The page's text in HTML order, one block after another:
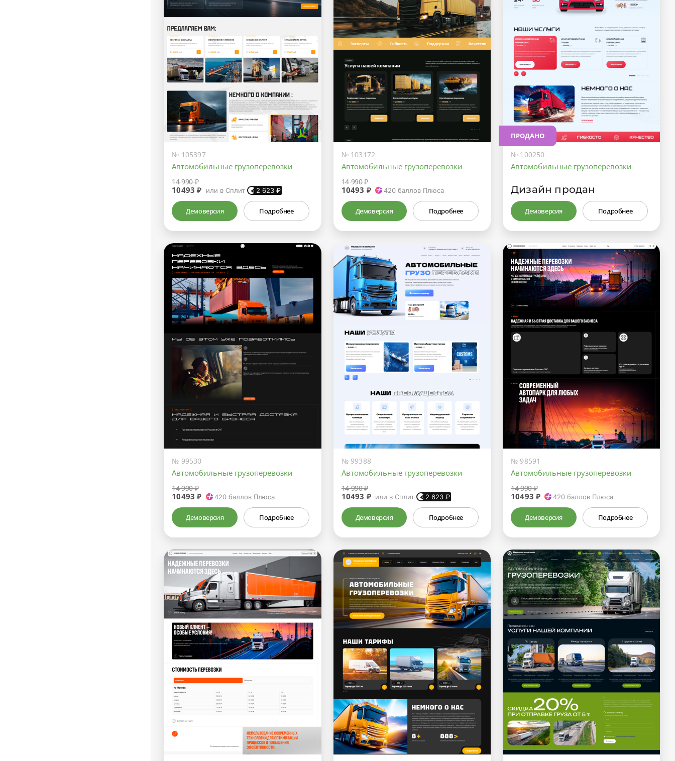
№ 105397
Автомобильные грузоперевозки
14 990 ₽
10493 ₽ или в Сплит 2 623₽
Демоверсия Подробнее
№ 103172
Автомобильные грузоперевозки
14 990 ₽
10493 ₽ 420 баллов Плюса
Демоверсия Подробнее
ПРОДАНО
№ 100250
Автомобильные грузоперевозки
Дизайн продан
Демоверсия Подробнее
№ 99530
Автомобильные грузоперевозки
14 990 ₽
10493 ₽ 420баллов Плюса
Демоверсия Подробнее
№ 99388
Автомобильные грузоперевозки
14 990 ₽
10493 ₽ или в Сплит 2 623 ₽
Демоверсия Подробнее
№ 98591
Автомобильные грузоперевозки
14 990 ₽
10493 ₽ 420 баллов Плюса
Демоверсия Подробнее